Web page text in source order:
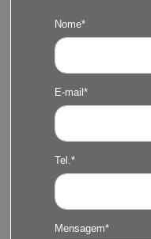
Nome*
E-mail*
Tel.*
Mensagem*